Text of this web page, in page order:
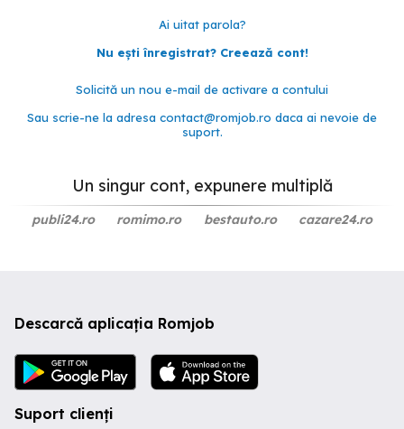
Ai uitat parola?
Nu ești înregistrat? Creează cont!
Solicită un nou e-mail de activare a contului
Sau scrie-ne la adresa contact@romjob.ro daca ai nevoie de
suport.
Un singur cont, expunere multiplă
publi24.ro romimo.ro bestauto.ro cazare24.ro
Descarcă aplicația Romjob
Suport clienți